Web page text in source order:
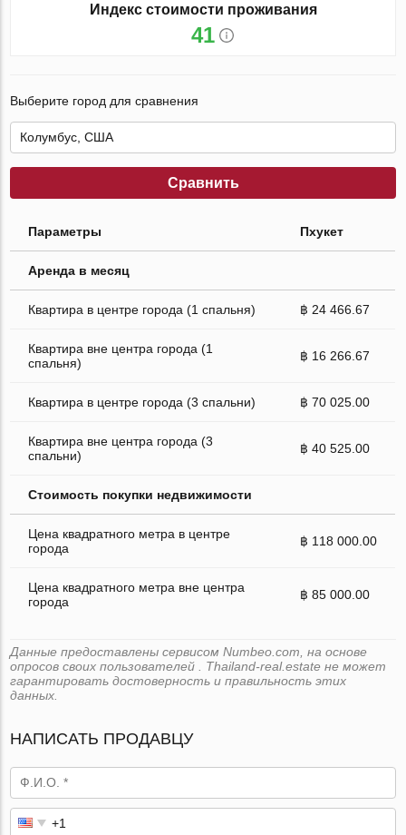
Индекс стоимости проживания
41
Выберите город для сравнения
Сравнить
Параметры Пхукет
Аренда в месяц
Квартира в центре города (1 спальня) ฿ 24 466.67
Квартира вне центра города (1
спальня)
฿ 16 266.67
Квартира в центре города (3 спальни) ฿ 70 025.00
Квартира вне центра города (3
спальни)
฿ 40 525.00
Стоимость покупки недвижимости
Цена квадратного метра в центре
города
฿ 118 000.00
Цена квадратного метра вне центра
города
฿ 85 000.00
Данные предоставлены сервисом Numbeo.com, на основе
опросов своих пользователей . Thailand-real.estate не может
гарантировать достоверность и правильность этих
данных.
НАПИСАТЬ ПРОДАВЦУ